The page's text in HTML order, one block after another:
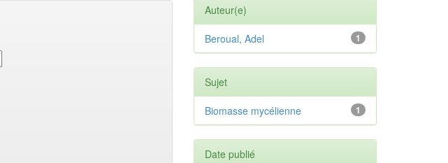
Auteur(e)
1
Beroual, Adel
Sujet
1
Biomasse mycélienne
Date publié